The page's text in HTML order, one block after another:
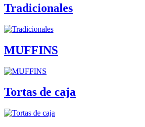
Tradicionales
MUFFINS
Tortas de caja